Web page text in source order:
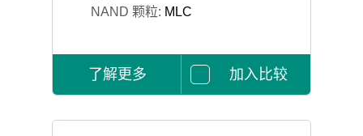
NAND 颗粒: MLC
了解更多 加入比较